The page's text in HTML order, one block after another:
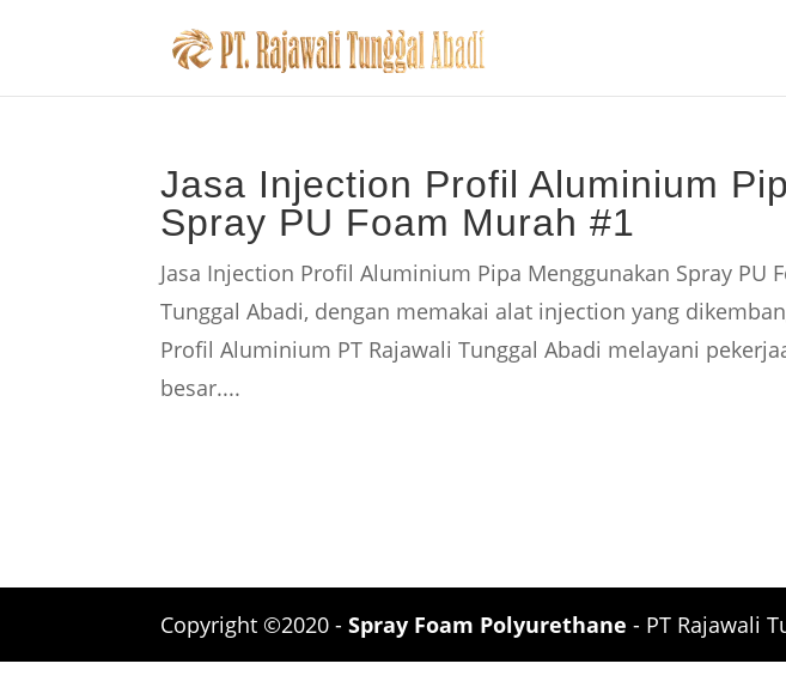
Jasa Injection Profil Aluminium
Spray PU Foam Murah #1
Jasa Injection Profil Aluminium Pipa Menggunakan Spray PU
Tunggal Abadi, dengan memakai alat injection yang
Profil Aluminium PT Rajawali Tunggal Abadi melayani
besar....
Copyright ©2020 -Spray Foam Polyurethane - PT Rajawali